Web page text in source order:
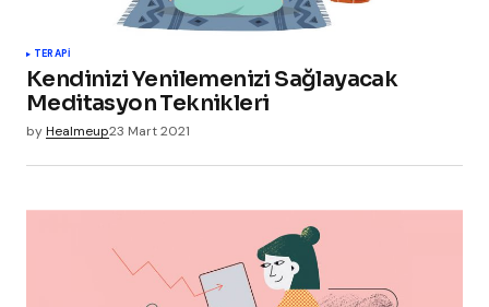
TERAPI
Kendinizi Yenilemenizi Sağlayacak
Meditasyon Teknikleri
byHealmeup23 Mart 2021